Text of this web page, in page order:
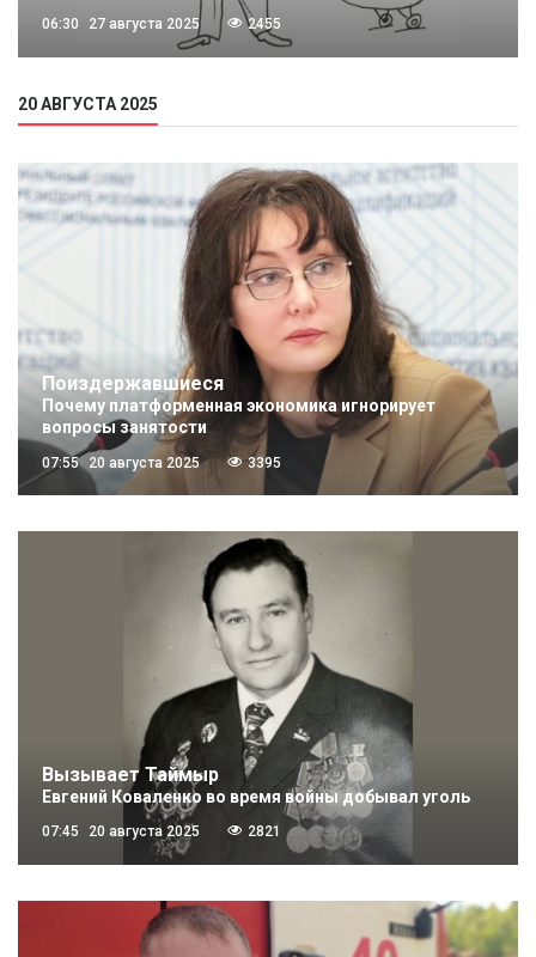
06:30 27 августа 2025 2455
20 АВГУСТА 2025
Поиздержавшиеся
Почему платформенная экономика игнорирует
вопросы занятости
07:55 20 августа 2025 3395
Вызывает Таймыр
Евгений Коваленко во время войны добывал уголь
07:45 20 августа 2025 2821